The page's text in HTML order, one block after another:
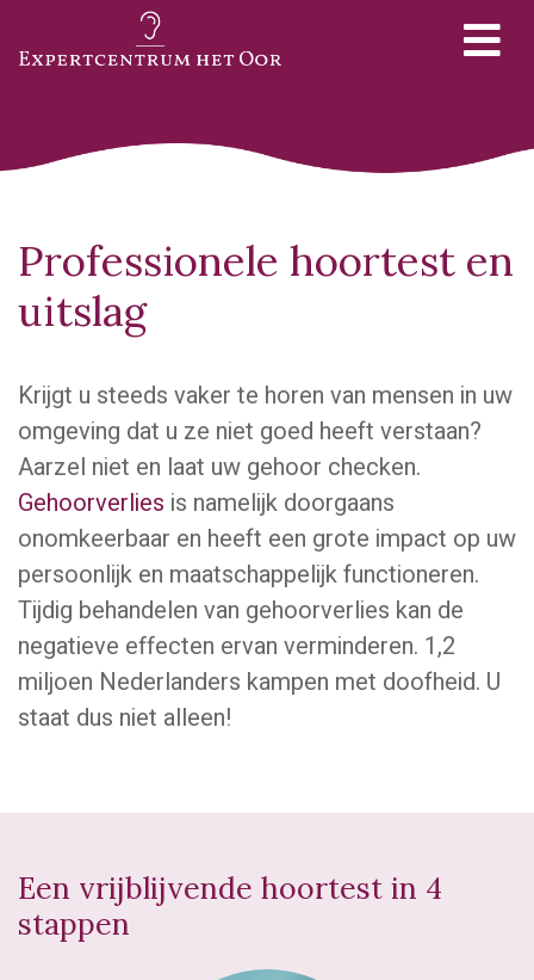
Professionele hoortest en
uitslag
Krijgt u steeds vaker te horen van mensen in uw
omgeving dat u ze niet goed heeft verstaan?
Aarzel niet en laat uw gehoor checken.
Gehoorverlies is namelijk doorgaans
onomkeerbaar en heeft een grote impact op uw
persoonlijk en maatschappelijk functioneren.
Tijdig behandelen van gehoorverlies kan de
negatieve effecten ervan verminderen. 1,2
miljoen Nederlanders kampen met doofheid. U
staat dus niet alleen!
Een vrijblijvende hoortest in 4
stappen